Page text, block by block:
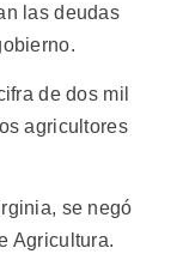
las deudas
de dos mil
agricultores
se negó
Agricultura.